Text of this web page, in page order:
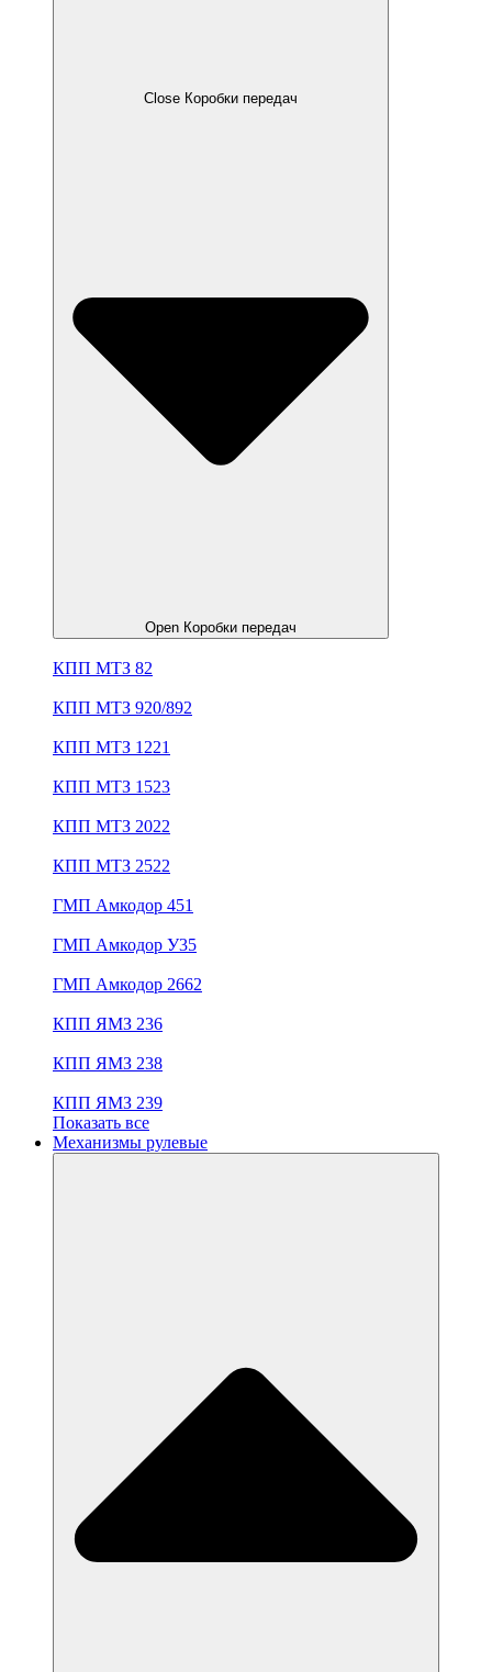
Close Коробки передач
Open Коробки передач
КПП МТЗ 82
КПП МТЗ 920/892
КПП МТЗ 1221
КПП МТЗ 1523
КПП МТЗ 2022
КПП МТЗ 2522
ГМП Амкодор 451
ГМП Амкодор У35
ГМП Амкодор 2662
КПП ЯМЗ 236
КПП ЯМЗ 238
КПП ЯМЗ 239
Показать все
Механизмы рулевые